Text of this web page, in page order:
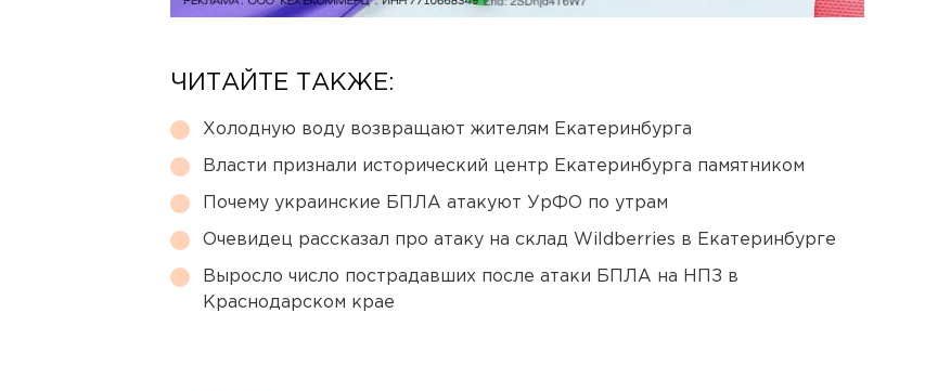
ЧИТАЙТЕ ТАКЖЕ:
Холодную воду возвращают жителям Екатеринбурга
Власти признали исторический центр Екатеринбурга памятником
Почему украинские БПЛА атакуют УрФО по утрам
Очевидец рассказал про атаку на склад Wildberries в Екатеринбурге
Выросло число пострадавших после атаки БПЛА на НПЗ в
Краснодарском крае